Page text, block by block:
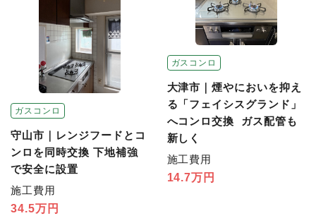
ガスコンロ
守山市｜レンジフードとコ
ンロを同時交換 下地補強
で安全に設置
施工費用
34.5万円
ガスコンロ
大津市｜煙やにおいを抑え
る「フェイシスグランド」
へコンロ交換 ガス配管も
新しく
施工費用
14.7万円